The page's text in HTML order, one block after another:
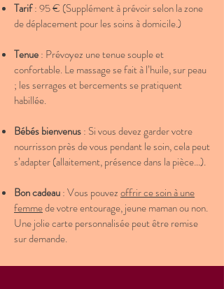
Tarif: 95 € (Supplément à prévoir selon la zone
de déplacement pour les soins à domicile.)
Tenue: Prévoyez une tenue souple et
confortable. Le massage se fait à l’huile, sur peau
; les serrages et bercements se pratiquent
habillée.
Bébés bienvenus: Si vous devez garder votre
nourrisson près de vous pendant le soin, cela peut
s’adapter (allaitement, présence dans la pièce…).
Bon cadeau: Vous pouvezoffrir ce soin à une
femmede votre entourage, jeune maman ou non.
Une jolie carte personnalisée peut être remise
sur demande.